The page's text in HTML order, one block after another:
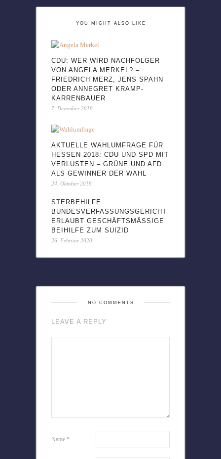
YOU MIGHT ALSO LIKE
CDU: WER WIRD NACHFOLGER
VON ANGELA MERKEL? –
FRIEDRICH MERZ, JENS SPAHN
ODER ANNEGRET KRAMP-
KARRENBAUER
7. Dezember 2018
AKTUELLE WAHLUMFRAGE FÜR
HESSEN 2018: CDU UND SPD MIT
VERLUSTEN – GRÜNE UND AFD
ALS GEWINNER DER WAHL
24. Oktober 2018
STERBEHILFE:
BUNDESVERFASSUNGSGERICHT
ERLAUBT GESCHÄFTSMÄSSIGE B
EIHILFE ZUM SUIZID
26. Februar 2020
NO COMMENTS
LEAVE A REPLY
Name *